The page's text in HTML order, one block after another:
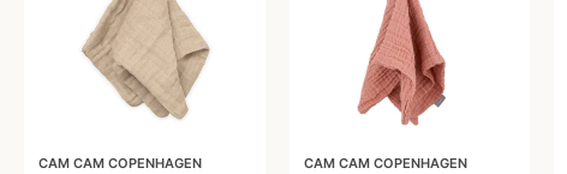
CAM CAM COPENHAGEN CAM CAM COPENHAGEN